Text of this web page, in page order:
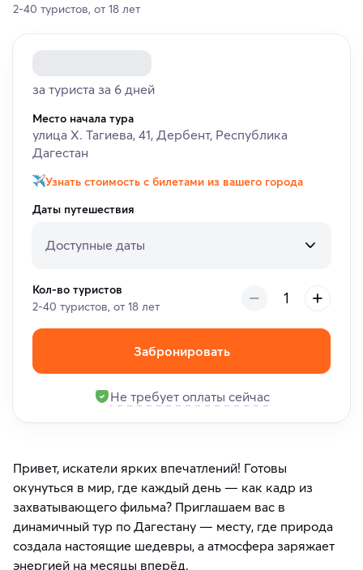
2-40 туристов, от 18 лет
за туриста за 6 дней
Место начала тура
улица Х. Тагиева, 41, Дербент, Республика
Дагестан
Узнать стоимость с билетами из вашего города
Даты путешествия
Доступные даты
Кол-во туристов
2-40 туристов, от 18 лет
Забронировать
Не требует оплаты сейчас
Привет, искатели ярких впечатлений! Готовы
окунуться в мир, где каждый день — как кадр из
захватывающего фильма? Приглашаем вас в
динамичный тур по Дагестану — месту, где природа
создала настоящие шедевры, а атмосфера заряжает
энергией на месяцы вперёд.